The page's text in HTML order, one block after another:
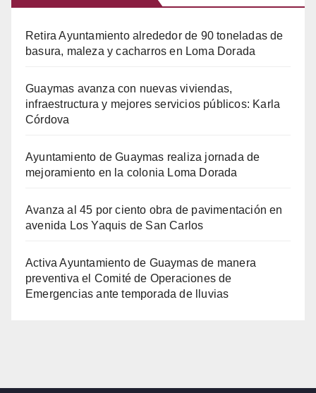
Retira Ayuntamiento alrededor de 90 toneladas de
basura, maleza y cacharros en Loma Dorada
Guaymas avanza con nuevas viviendas,
infraestructura y mejores servicios públicos: Karla
Córdova
Ayuntamiento de Guaymas realiza jornada de
mejoramiento en la colonia Loma Dorada
Avanza al 45 por ciento obra de pavimentación en
avenida Los Yaquis de San Carlos
Activa Ayuntamiento de Guaymas de manera
preventiva el Comité de Operaciones de
Emergencias ante temporada de lluvias